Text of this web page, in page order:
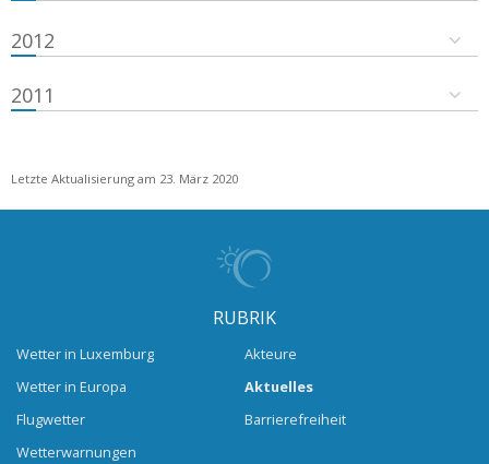
2012
2011
Letzte Aktualisierung am 23. März 2020
RUBRIK
Wetter in Luxemburg
Wetter in Europa
Flugwetter
Wetterwarnungen
Akteure
Aktuelles
Barrierefreiheit